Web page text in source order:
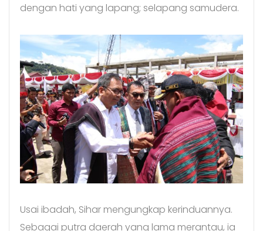
dengan hati yang lapang; selapang samudera.
Usai ibadah, Sihar mengungkap kerinduannya.
Sebagai putra daerah yang lama merantau, ia